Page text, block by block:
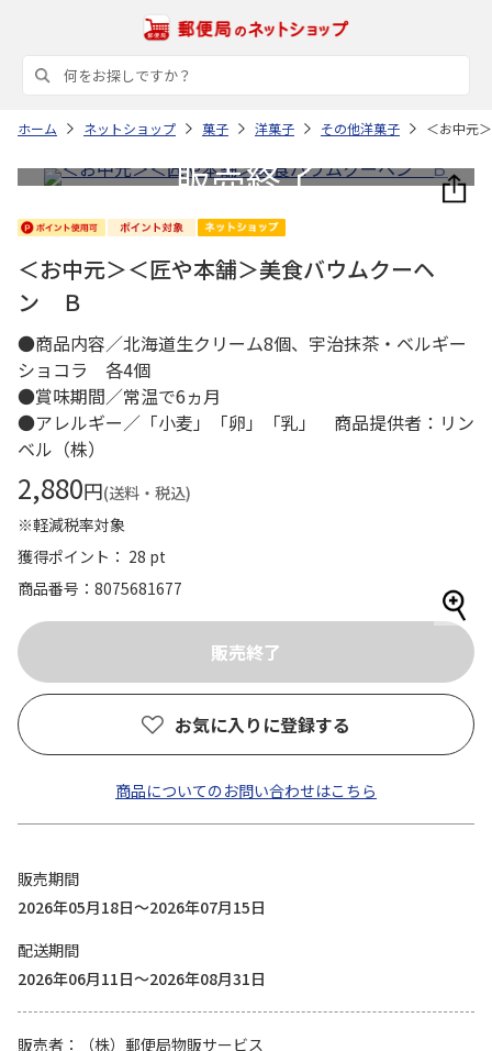
ホーム ネットショップ 菓子 洋菓子 その他洋菓子 ＜お中元
＜お中元＞＜匠や本舗＞美食バウムクーヘ
ン Ｂ
●商品内容／北海道生クリーム8個、宇治抹茶・ベルギー
ショコラ 各4個
●賞味期間／常温で6ヵ月
●アレルギー／「小麦」「卵」「乳」 商品提供者：リン
ベル（株）
2,880円(送料・税込)
※軽減税率対象
獲得ポイント： 28 pt
商品番号
8075681677
お気に入りに登録する
商品についてのお問い合わせはこちら
販売期間
2026年05月18日～2026年07月15日
配送期間
2026年06月11日～2026年08月31日
販売者
（株）郵便局物販サービス